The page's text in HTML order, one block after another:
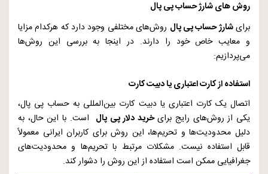
روش های شارژ حساب پی پال
برایشارژ حساب پی پال روش‌های مختلفی وجود دارد که هرکدام مزایا
و معایب خاص خود را دارند. در اینجا به بررسی این روش‌ها
می‌پردازیم:
استفاده از کارت اعتباری یا دبیت کارت
اتصال یک کارت اعتباری یا دبیت کارت بین‌المللی به حساب پی پال،
یکی از روش‌های رایج برایخرید دلار پی پال است. با این حال، به
دلیل محدودیت‌ها و تحریم‌ها، این روش برای کاربران ایرانی معمولاً
قابل استفاده نیست. مشکلات مرتبط با تحریم‌ها و محدودیت‌های
جغرافیایی ممکن است استفاده از این روش را دشوار کند.